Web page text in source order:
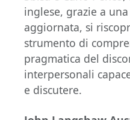
inglese, grazie a
aggiornata, si
strumento di
pragmatica del
interpersonali
e discutere.